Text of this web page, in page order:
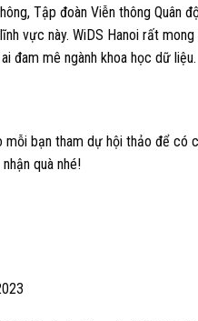
Tập đoàn Viễn thông Quân
vực này. WiDS Hanoi rất
đam mê ngành khoa học dữ liệu.
mỗi bạn tham dự hội thảo để có
quà nhé!